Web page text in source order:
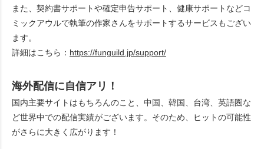
また、契約書サポートや確定申告サポート、健康サポートなどコ
ミックアウルで執筆の作家さんをサポートするサービスもござい
ます。
詳細はこちら： https://funguild.jp/support/
海外配信に自信アリ！
国内主要サイトはもちろんのこと、中国、韓国、台湾、英語圏な
ど世界中での配信実績がございます。そのため、ヒットの可能性
がさらに大きく広がります！